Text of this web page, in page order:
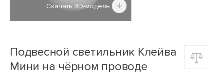
Скачать 3D-модель
Подвесной светильник Клейва
Мини на чёрном проводе